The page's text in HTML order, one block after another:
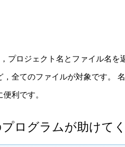
プロジェクト名とファイル名を
全てのファイルが対象です。
利です。
ログラムが助けて